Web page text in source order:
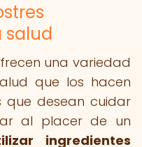
salud
una variedad
que los hacen
desean cuidar
al placer de un
ingredientes